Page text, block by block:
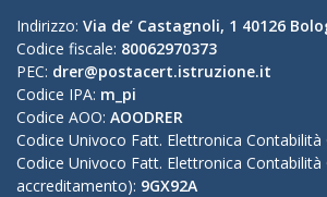
Indirizzo: Via de’ Castagnoli, 1 40126
Codice fiscale: 80062970373
PEC: drer@postacert.istruzione.it
Codice IPA: m_pi
Codice AOO: AOODRER
Codice Univoco Fatt. Elettronica Contabilità
Codice Univoco Fatt. Elettronica Contabilità
accreditamento): 9GX92A